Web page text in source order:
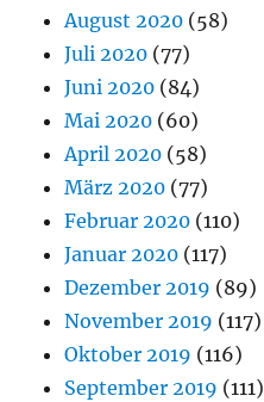
August 2020 (58)
Juli 2020 (77)
Juni 2020 (84)
Mai 2020 (60)
April 2020 (58)
März 2020 (77)
Februar 2020 (110)
Januar 2020 (117)
Dezember 2019 (89)
November 2019 (117)
Oktober 2019 (116)
September 2019 (111)